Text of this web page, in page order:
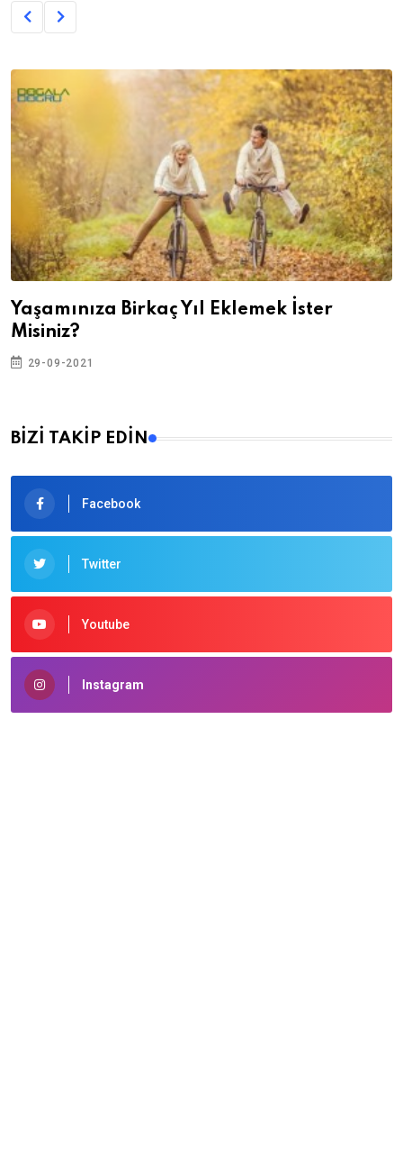
Yaşamınıza Birkaç Yıl Eklemek İster
Misiniz?
29-09-2021
BİZİ TAKİP EDİN
Facebook
Twitter
Youtube
Instagram